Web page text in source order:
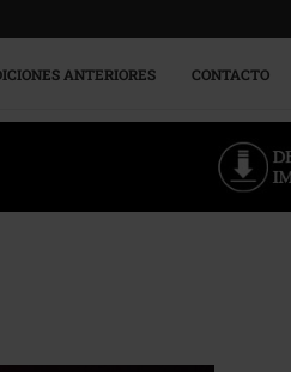
ANTERIORES CONTACTO